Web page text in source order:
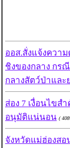
ออส.สั่งแจ้งควา
ชิงของกลาง กร
กลางสัตว์ป่าและ
ส่อง 7 เงื่อนไขส
อนุมัติแน่นอน (
จังหวัดแม่ฮ่องส